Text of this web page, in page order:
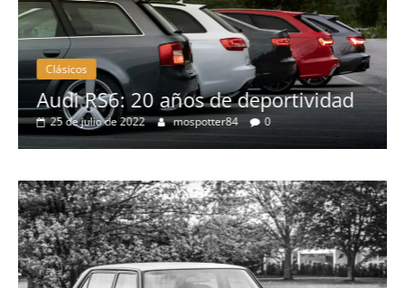
Clásicos
Audi RS6: 20 años de deportividad
25 de julio de 2022 mospotter84 0